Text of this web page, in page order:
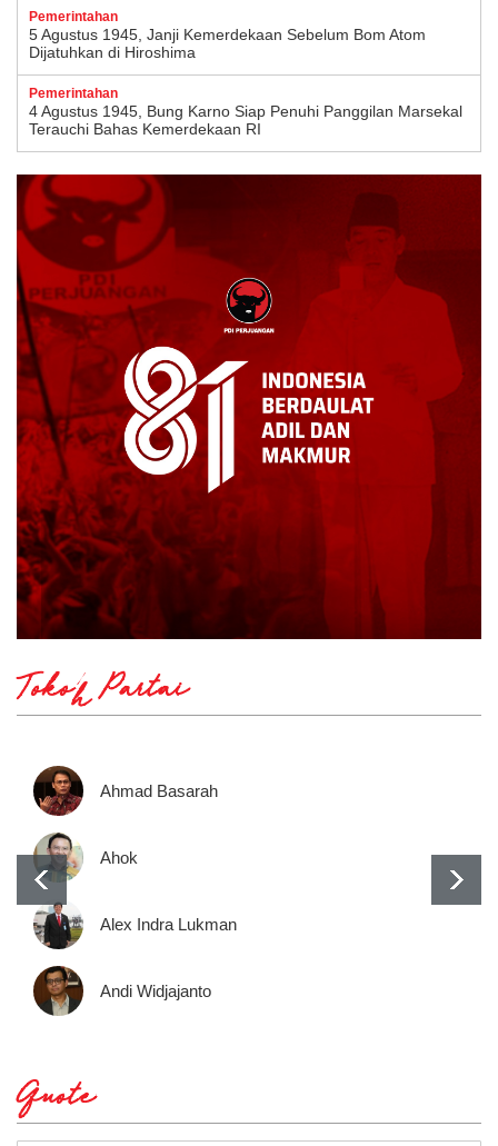
Pemerintahan
5 Agustus 1945, Janji Kemerdekaan Sebelum Bom Atom
Dijatuhkan di Hiroshima
Pemerintahan
4 Agustus 1945, Bung Karno Siap Penuhi Panggilan Marsekal
Terauchi Bahas Kemerdekaan RI
Tokoh Partai
Ahmad Basarah
Ahok
Alex Indra Lukman
Andi Widjajanto
Quote